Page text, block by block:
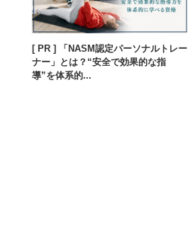
[ PR ] 「NASM認定パーソナルトレー
ナー」とは？“安全で効果的な指
導”を体系的...